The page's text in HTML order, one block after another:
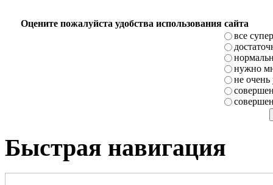
Оцените пожалуйста удобства использования сайта
все супер
нужно
не очень
Быстрая навигация